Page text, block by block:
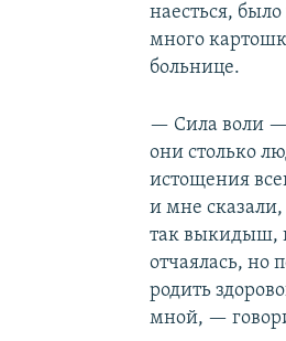
наесться, было
много
больнице.
— Сила воли —
они столько
истощения
и мне
так выкидыш,
отчаялась, но
родить
мной, —